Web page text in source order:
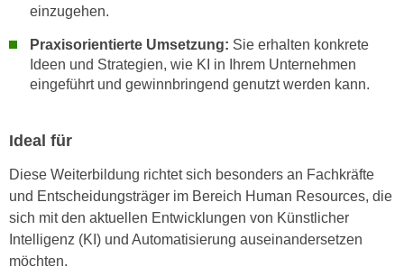
einzugehen.
Praxisorientierte Umsetzung: Sie erhalten konkrete
Ideen und Strategien, wie KI in Ihrem Unternehmen
eingeführt und gewinnbringend genutzt werden kann.
Ideal für
Diese Weiterbildung richtet sich besonders an Fachkräfte
und Entscheidungsträger im Bereich Human Resources, die
sich mit den aktuellen Entwicklungen von Künstlicher
Intelligenz (KI) und Automatisierung auseinandersetzen
möchten.
s
e
w
e
d
o
k
i
e
-
S